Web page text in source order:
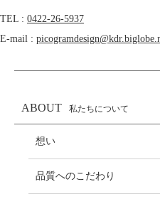
TEL : 0422-26-5937
E-mail :
ABOUT 私たちについて
想い
品質へのこだわり